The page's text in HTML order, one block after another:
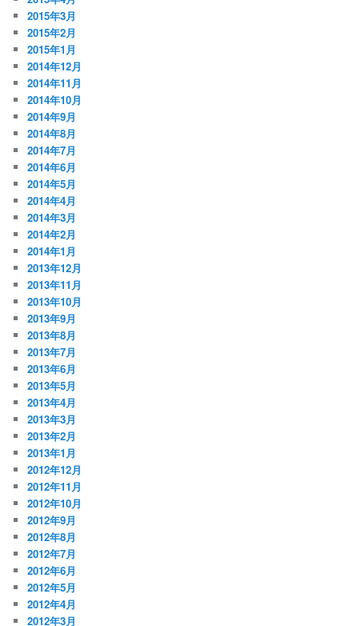
2015年3月
2015年2月
2015年1月
2014年12月
2014年11月
2014年10月
2014年9月
2014年8月
2014年7月
2014年6月
2014年5月
2014年4月
2014年3月
2014年2月
2014年1月
2013年12月
2013年11月
2013年10月
2013年9月
2013年8月
2013年7月
2013年6月
2013年5月
2013年4月
2013年3月
2013年2月
2013年1月
2012年12月
2012年11月
2012年10月
2012年9月
2012年8月
2012年7月
2012年6月
2012年5月
2012年4月
2012年3月